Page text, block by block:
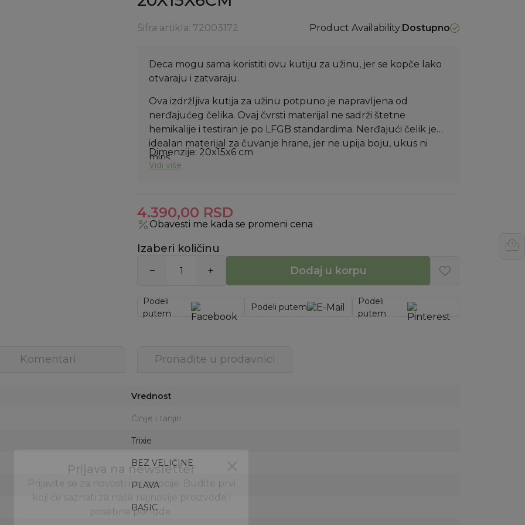
Šifra artikla: 72003172 Product Availability:Dostupno
Deca mogu sama koristiti ovu kutiju za užinu, jer se kopče lako
otvaraju i zatvaraju.
Ova izdržljiva kutija za užinu potpuno je napravljena od
nerđajućeg čelika. Ovaj čvrsti materijal ne sadrži štetne
hemikalije i testiran je po LFGB standardima. Nerđajući čelik je
idealan materijal za čuvanje hrane, jer ne upija boju, ukus ni
miris.
Dimenzije: 20x15x6 cm
Vidi više
4.390,00 RSD
Obavesti me kada se promeni cena
Izaberi količinu
Dodaj u korpu
Podeli
putem
Podeli putem
Podeli
putem
Komentari Pronađite u prodavnici
Vrednost
Činije i tanjiri
Trixie
BEZ VELIČINE
PLAVA
BASIC